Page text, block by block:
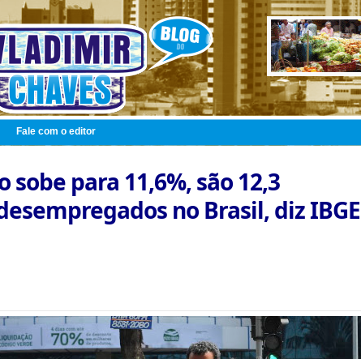
Fale com o editor
sobe para 11,6%, são 12,3
no Brasil, diz IBGE